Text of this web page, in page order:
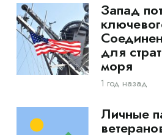
Запад
для
моря
1 год назад
Личные